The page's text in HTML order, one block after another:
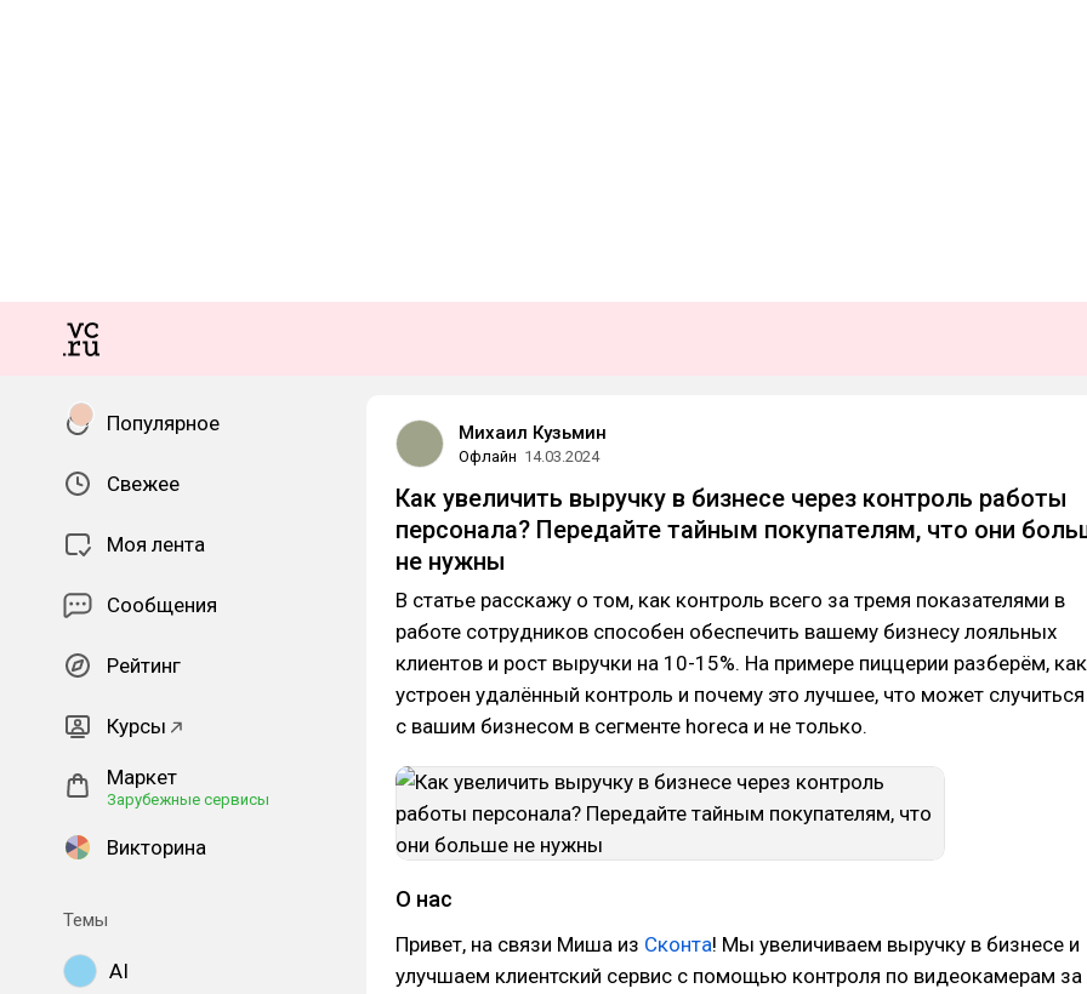
Популярное
Свежее
Моя лента
Сообщения
Рейтинг
Курсы
Маркет
Зарубежные сервисы
Викторина
Темы
AI
Михаил Кузьмин
Офлайн 14.03.2024
Как увеличить выручку в бизнесе через контроль работы
персонала? Передайте тайным покупателям, что они
не нужны
В статье расскажу о том, как контроль всего за тремя показателями в
работе сотрудников способен обеспечить вашему бизнесу лояльных
клиентов и рост выручки на 10-15%. На примере пиццерии разберём, как
устроен удалённый контроль и почему это лучшее, что может случиться
с вашим бизнесом в сегменте horeca и не только.
О нас
Привет, на связи Миша из Сконта! Мы увеличиваем выручку в бизнесе и
улучшаем клиентский сервис с помощью контроля по видеокамерам за